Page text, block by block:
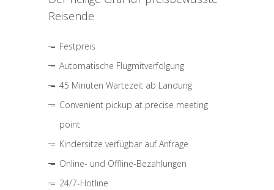
Reisende
Festpreis
Automatische Flugmitverfolgung
45 Minuten Wartezeit ab Landung
Convenient pickup at precise meeting
point
Kindersitze verfügbar auf Anfrage
Online- und Offline-Bezahlungen
24/7-Hotline